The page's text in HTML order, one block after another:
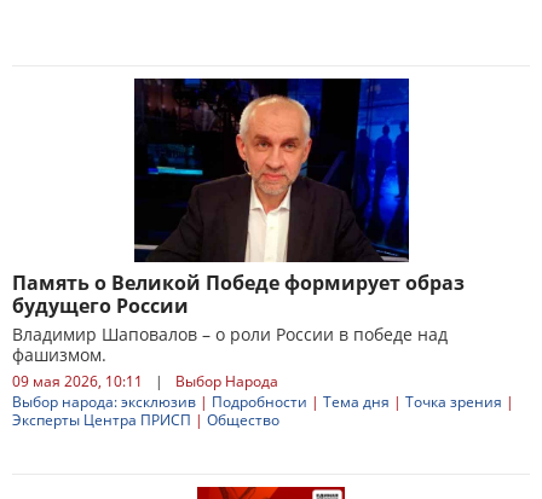
Память о Великой Победе формирует образ
будущего России
Владимир Шаповалов – о роли России в победе над
фашизмом.
09 мая 2026, 10:11 |
Выбор Народа
Выбор народа: эксклюзив | Подробности | Тема дня | Точка зрения |
Эксперты Центра ПРИСП | Общество